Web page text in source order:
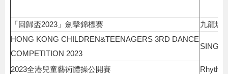
「回歸盃2023」劍擊錦標賽
九龍城
HONG KONG CHILDREN&TEENAGERS 3RD DANCE
COMPETITION 2023
SING
2023全港兒童藝術體操公開賽